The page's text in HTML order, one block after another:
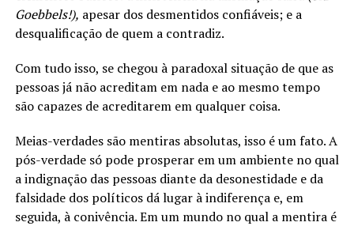
Goebbels!), apesar dos desmentidos confiáveis; e a
desqualificação de quem a contradiz.
Com tudo isso, se chegou à paradoxal situação de que as
pessoas já não acreditam em nada e ao mesmo tempo
são capazes de acreditarem em qualquer coisa.
Meias-verdades são mentiras absolutas, isso é um fato. A
pós-verdade só pode prosperar em um ambiente no qual
a indignação das pessoas diante da desonestidade e da
falsidade dos políticos dá lugar à indiferença e, em
seguida, à conivência. Em um mundo no qual a mentira é